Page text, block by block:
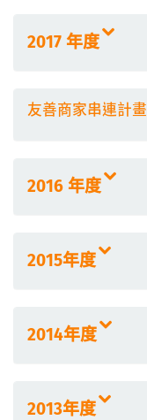
2017 年度
友善商家串連計畫
2016 年度
2015年度
2014年度
2013年度